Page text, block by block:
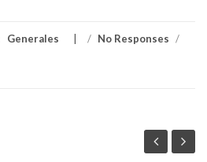
Generales / No Responses /